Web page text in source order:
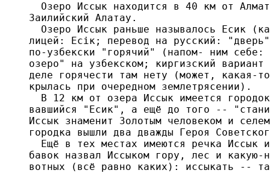
Озеро Иссык находится в 40 км от
Заилийский Алатау.
Озеро Иссык раньше называлось Есик
лицей: Есiк; перевод на русский:
по-узбекски "горячий" (напом- ним
озеро" на узбекском; киргизский
деле горячести там нету (может, какая-
крылась при очередном землетрясении).
В 12 км от озера Иссык имеется
вавшийся "Есик", а ещё до того --
Иссык знаменит Золотым человеком и
городка вышли два дважды Героя
Ещё в тех местах имеются речка Иссык
бавок назвал Иссыком гору, лес и какую-
вотных (всё равно каких): иссыкать --